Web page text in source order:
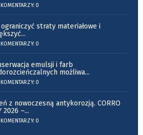
KOMENTARZY: 0
ograniczyć straty materiałowe i
...
KOMENTARZY: 0
emulsji i farb
możliwa...
KOMENTARZY: 0
z nowoczesną antykorozją. CORRO
2026 –...
KOMENTARZY: 0